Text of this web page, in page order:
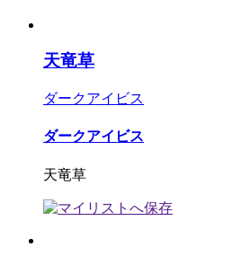
天竜草
ダークアイビス
ダークアイビス
天竜草